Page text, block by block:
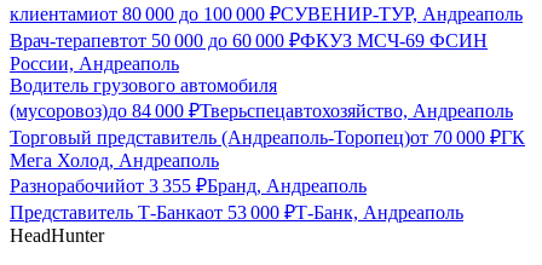
клиентамиот 80 000 до 100 000 ₽СУВЕНИР-ТУР, Андреаполь
Врач-терапевтот 50 000 до 60 000 ₽ФКУЗ МСЧ-69 ФСИН
России, Андреаполь
Водитель грузового автомобиля
(мусоровоз)до 84 000 ₽Тверьспецавтохозяйство, Андреаполь
Торговый представитель (Андреаполь-Торопец)от 70 000 ₽ГК
Мега Холод, Андреаполь
Разнорабочийот 3 355 ₽Бранд, Андреаполь
Представитель Т-Банкаот 53 000 ₽Т-Банк, Андреаполь
HeadHunter